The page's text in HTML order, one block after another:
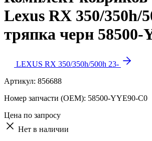
Lexus RX 350/350h/
тряпка черн 58500-
LEXUS RX 350/350h/500h 23-
Артикул: 856688
Номер запчасти (OEM): 58500-YYE90-C0
Цена по запросу
Нет в наличии